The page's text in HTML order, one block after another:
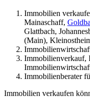
Immobilien
Mainaschaff,
Glattbach,
(Main),
Immobilienverkauf,
Immobilienberater
Immobilien verkaufen